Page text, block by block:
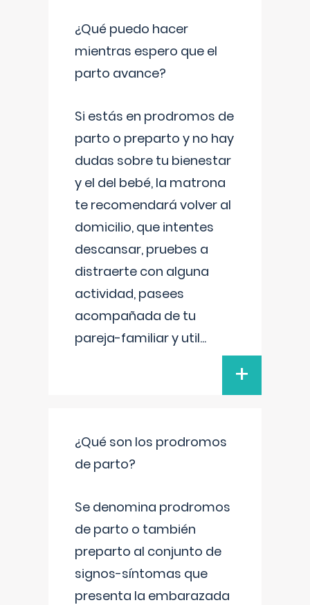
¿Qué puedo hacer
mientras espero que el
parto avance?
Si estás en prodromos de
parto o preparto y no hay
dudas sobre tu bienestar
y el del bebé, la matrona
te recomendará volver al
domicilio, que intentes
descansar, pruebes a
distraerte con alguna
actividad, pasees
acompañada de tu
pareja-familiar y util...
+
¿Qué son los prodromos
de parto?
Se denomina prodromos
de parto o también
preparto al conjunto de
signos-síntomas que
presenta la embarazada